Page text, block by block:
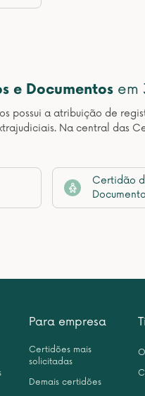
e Documentos em
possui a atribuição de
Na central das
Certidão
Para empresa
Certidões mais
solicitadas
Demais certidões